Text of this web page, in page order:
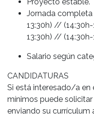
Jornada
13:30h) //
13:30h) //
Salario según
CANDIDATURAS
Si está interesado/a en
mínimos puede
enviando su currículum